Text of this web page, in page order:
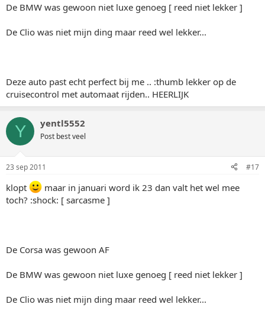
De BMW was gewoon niet luxe genoeg [ reed niet lekker ]
De Clio was niet mijn ding maar reed wel lekker...
Deze auto past echt perfect bij me .. :thumb lekker op de
cruisecontrol met automaat rijden.. HEERLIJK
Y yentl5552
Post best veel
23 sep 2011 #17
klopt
maar in januari word ik 23 dan valt het wel mee
toch? :shock: [ sarcasme ]
De Corsa was gewoon AF
De BMW was gewoon niet luxe genoeg [ reed niet lekker ]
De Clio was niet mijn ding maar reed wel lekker...